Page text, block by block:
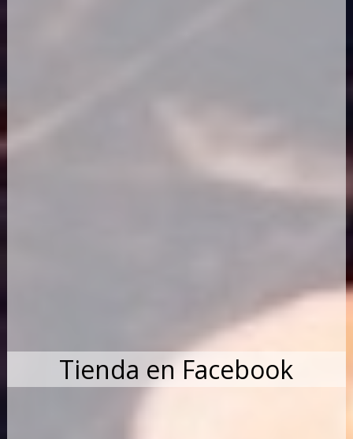
Tienda en Facebook